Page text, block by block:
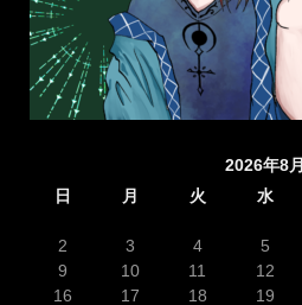
2026年8月
日
月 火 水
2
3 4 5
9
10 11 12
16
17 18 19